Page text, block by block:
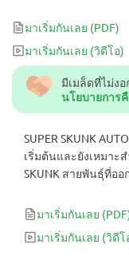
มีเมล็ดที่ไม่ง
นโยบายการ
SUPER SKUNK
เริ่มต้นและยังเหมาะ
SKUNK สายพันธุ์ที่อ
มาเริ่มกันเลย
มาเริ่มกันเลย (วิดีโ
มาเริ่มกันเลย (PDF)
มาเริ่มกันเลย (วิดีโอ)